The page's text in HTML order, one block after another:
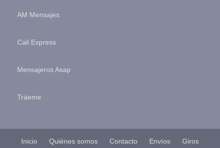
AM Mensajes
Cali Express
Mensajeros Asap
Tráeme
Inicio Quiénes somos Contacto Envíos
Giros